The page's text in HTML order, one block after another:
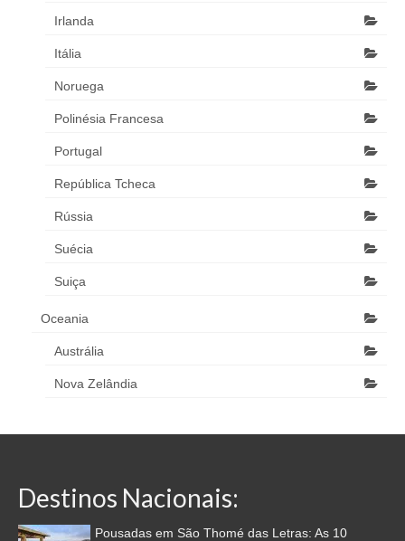
Irlanda
Itália
Noruega
Polinésia Francesa
Portugal
República Tcheca
Rússia
Suécia
Suiça
Oceania
Austrália
Nova Zelândia
Destinos Nacionais:
Pousadas em São Thomé das Letras: As 10